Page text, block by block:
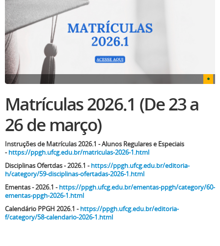
Matrículas 2026.1 (De 23 a
26 de março)
Instruções de Matrículas 2026.1 - Alunos Regulares e Especiais
-https://ppgh.ufcg.edu.br/matriculas-2026-1.html
Disciplinas Ofertdas - 2026.1 -https://ppgh.ufcg.edu.br/editoria-
h/category/59-disciplinas-ofertadas-2026-1.html
Ementas - 2026.1 -https://ppgh.ufcg.edu.br/ementas-ppgh/category/60-
ementas-ppgh-2026-1.html
Calendário PPGH 2026.1 -https://ppgh.ufcg.edu.br/editoria-
f/category/58-calendario-2026-1.html